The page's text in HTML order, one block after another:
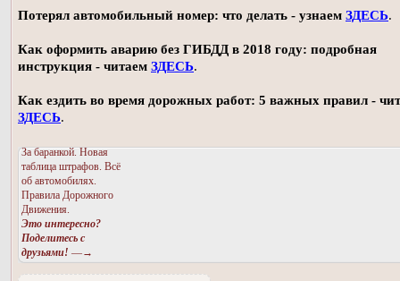
Потерял автомобильный номер: что делать - узнаем ЗДЕСЬ.
Как оформить аварию без ГИБДД в 2018 году: подробная
инструкция - читаем ЗДЕСЬ.
Как ездить во время дорожных работ: 5 важных правил -
ЗДЕСЬ.
За баранкой. Новая
таблица штрафов. Всё
об автомобилях.
Правила Дорожного
Движения.
Это интересно?
Поделитесь с
друзьями! —→